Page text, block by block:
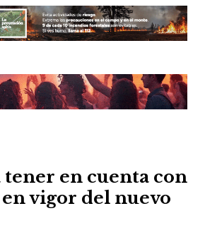
tener en cuenta con
vigor del nuevo